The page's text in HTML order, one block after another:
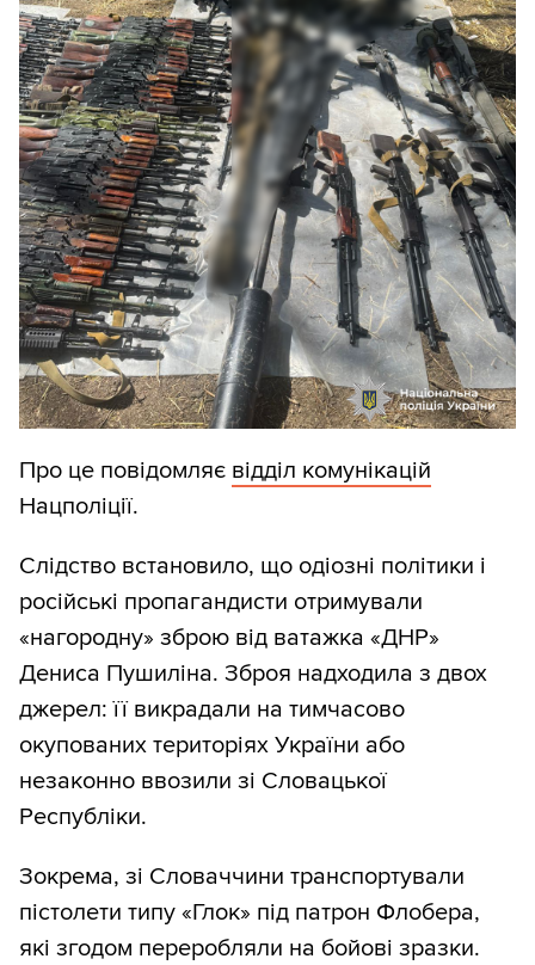
Про це повідомляє відділ комунікацій
Нацполіції.
Слідство встановило, що одіозні політики і
російські пропагандисти отримували
«нагородну» зброю від ватажка «ДНР»
Дениса Пушиліна. Зброя надходила з двох
джерел: її викрадали на тимчасово
окупованих територіях України або
незаконно ввозили зі Словацької
Республіки.
Зокрема, зі Словаччини транспортували
пістолети типу «Глок» під патрон Флобера,
які згодом переробляли на бойові зразки.